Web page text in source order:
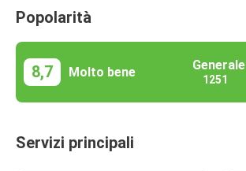
Popolarità
8,7 Molto bene Generale
1251
Servizi principali